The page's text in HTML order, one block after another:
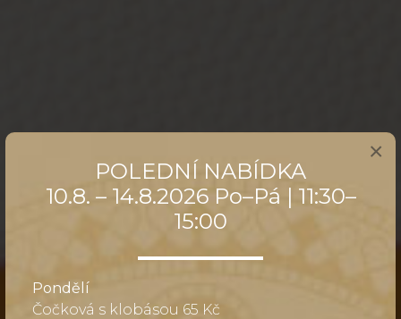
POLEDNÍ NABÍDKA
10.8. – 14.8.2026 Po–Pá | 11:30–
15:00
Pondělí
Čočková s klobásou 65 Kč
×